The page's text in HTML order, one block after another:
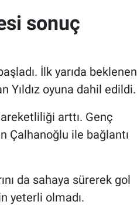
sonuç
İlk yarıda beklenen
Yıldız oyuna dahil edildi.
arttı. Genç
Çalhanoğlu ile bağlantı
da sahaya sürerek gol
yeterli olmadı.